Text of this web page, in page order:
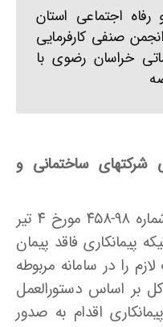
رفاه اجتماعی استان
صنفی کارفرمایی
خراسان رضوی با
شرکتهای ساختمانی و
با سلام؛ احتراما پاسخ به نامه شماره ۹۸-۴۵۸ مورخ ۴ تیر
پیمانکاری فاقد پیمان
را در سامانه مربوطه
کل بر اساس دستورالعمل
اقدام به صدور